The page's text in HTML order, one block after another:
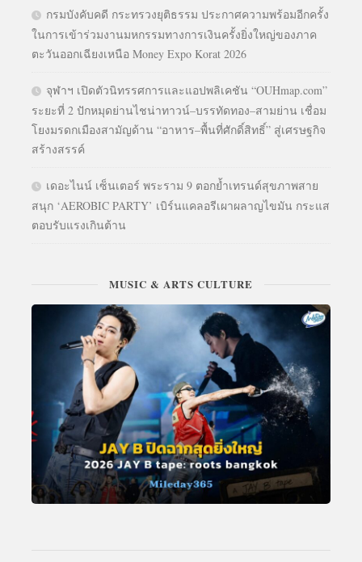
กรมบังคับคดี กระทรวงยุติธรรม ประกาศความพร้อมอีกครั้ง
ในการเข้าร่วมงานมหกรรมทางการเงินครั้งยิ่งใหญ่ของภาค
ตะวันออกเฉียงเหนือ Money Expo Korat 2026
จุฬาฯ เปิดตัวนิทรรศการและแอปพลิเคชัน “OUHmap.com”
ระยะที่ 2 ปักหมุดย่านไชน่าทาวน์–บรรทัดทอง–สามย่าน เชื่อม
โยงมรดกเมืองสามัญด้าน “อาหาร–พื้นที่ศักดิ์สิทธิ์” สู่เศรษฐกิจ
สร้างสรรค์
เดอะไนน์ เซ็นเตอร์ พระราม 9 ตอกย้ำเทรนด์สุขภาพสาย
สนุก ‘AEROBIC PARTY’ เบิร์นแคลอรีเผาผลาญไขมัน กระแส
ตอบรับแรงเกินต้าน
MUSIC & ARTS CULTURE